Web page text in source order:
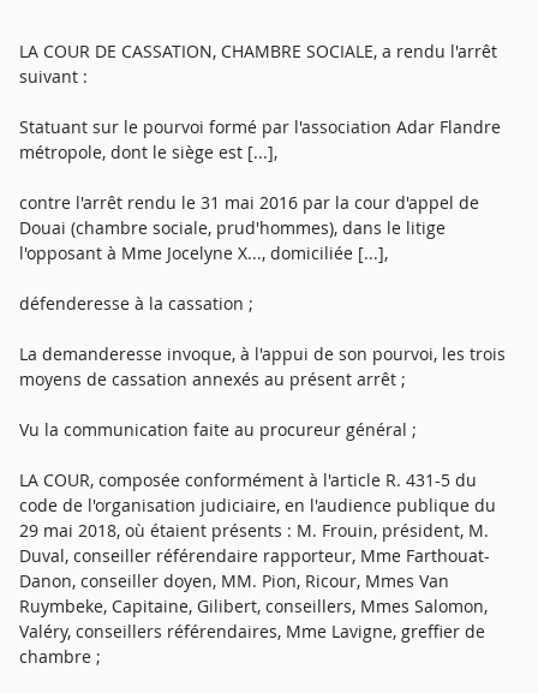
LA COUR DE CASSATION, CHAMBRE SOCIALE, a rendu l'arrêt
suivant :
Statuant sur le pourvoi formé par l'association Adar Flandre
métropole, dont le siège est [...],
contre l'arrêt rendu le 31 mai 2016 par la cour d'appel de
Douai (chambre sociale, prud'hommes), dans le litige
l'opposant à Mme Jocelyne X..., domiciliée [...],
défenderesse à la cassation ;
La demanderesse invoque, à l'appui de son pourvoi, les trois
moyens de cassation annexés au présent arrêt ;
Vu la communication faite au procureur général ;
LA COUR, composée conformément à l'article R. 431-5 du
code de l'organisation judiciaire, en l'audience publique du
29 mai 2018, où étaient présents : M. Frouin, président, M.
Duval, conseiller référendaire rapporteur, Mme Farthouat-
Danon, conseiller doyen, MM. Pion, Ricour, Mmes Van
Ruymbeke, Capitaine, Gilibert, conseillers, Mmes Salomon,
Valéry, conseillers référendaires, Mme Lavigne, greffier de
chambre ;